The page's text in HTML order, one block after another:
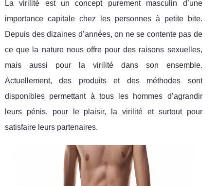
La virilité est un concept purement masculin d’une
importance capitale chez les personnes à petite bite.
Depuis des dizaines d’années, on ne se contente pas de
ce que la nature nous offre pour des raisons sexuelles,
mais aussi pour la virilité dans son ensemble.
Actuellement, des produits et des méthodes sont
disponibles permettant à tous les hommes d’agrandir
leurs pénis, pour le plaisir, la virilité et surtout pour
satisfaire leurs partenaires.